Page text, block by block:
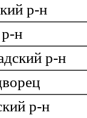
р-н
н
р-н
р-н